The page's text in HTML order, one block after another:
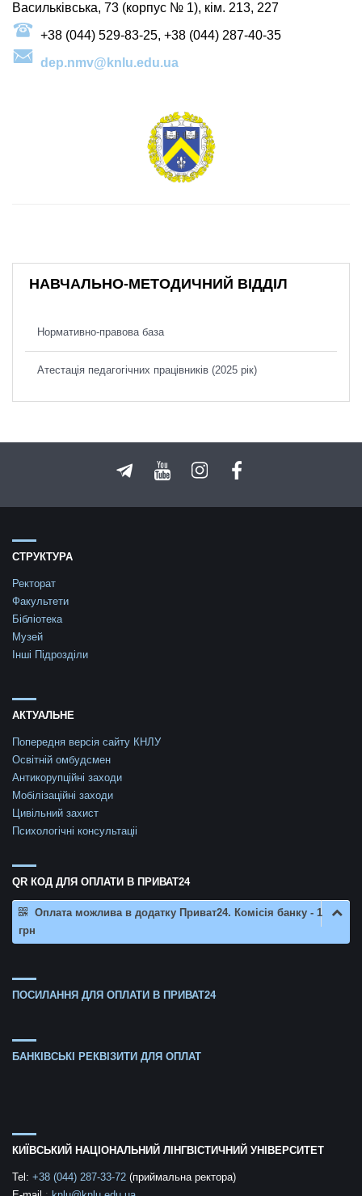
Васильківська, 73 (корпус № 1), кім. 213, 227
+38 (044) 529-83-25, +38 (044) 287-40-35
dep.nmv@knlu.edu.ua
НАВЧАЛЬНО-МЕТОДИЧНИЙ ВІДДІЛ
Нормативно-правова база
Атестація педагогічних працівників (2025 рік)
СТРУКТУРА
Ректорат
Факультети
Бібліотека
Музей
Інші Підрозділи
АКТУАЛЬНЕ
Попередня версія сайту КНЛУ
Освітній омбудсмен
Антикорупційні заходи
Мобілізаційні заходи
Цивільний захист
Психологічні консультаціі
QR КОД ДЛЯ ОПЛАТИ В ПРИВАТ24
Оплата можлива в додатку Приват24. Комісія банку - 1
грн
ПОСИЛАННЯ ДЛЯ ОПЛАТИ В ПРИВАТ24
БАНКІВСЬКІ РЕКВІЗИТИ ДЛЯ ОПЛАТ
КИЇВСЬКИЙ НАЦІОНАЛЬНИЙ ЛІНГВІСТИЧНИЙ УНІВЕРСИТЕТ
Tel: +38 (044) 287-33-72 (приймальна ректора)